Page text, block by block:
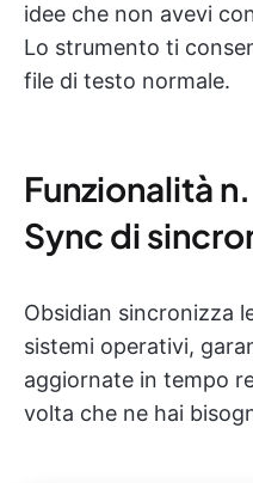
idee che non avevi
Lo strumento ti
file di testo normale.
Funzionalità
Sync di
Obsidian sincronizza
sistemi operativi,
aggiornate in tempo
volta che ne hai